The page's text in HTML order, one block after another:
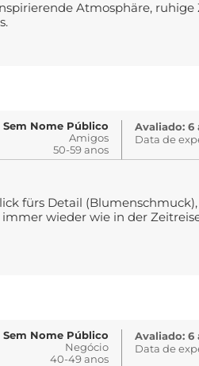
Atmosphäre,
Sem Nome Público
Amigos
50-59 anos
Avaliado: 6
Data de
fürs Detail
wieder wie in der
Sem Nome Público
Negócio
40-49 anos
Avaliado: 6
Data de